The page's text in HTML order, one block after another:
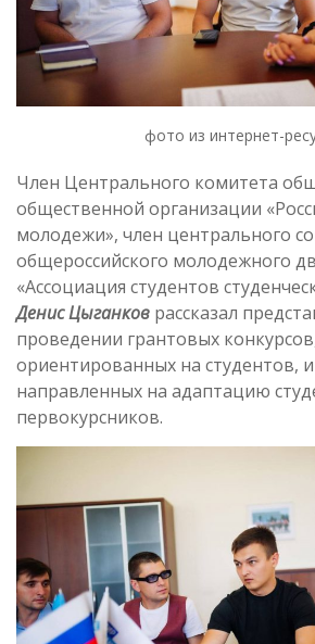
фото из интернет-
Член Центрального комитета
общественной организации
молодежи», член центрального
общероссийского молодежного
«Ассоциация студентов
Денис Цыганков рассказал
проведении грантовых
ориентированных на студентов,
направленных на адаптацию
первокурсников.